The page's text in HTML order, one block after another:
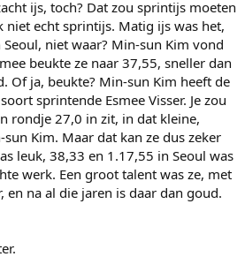
ijs, toch? Dat zou sprintijs moeten
niet echt sprintijs. Matig ijs was het,
niet waar? Min-sun Kim vond
beukte ze naar 37,55, sneller dan
Of ja, beukte? Min-sun Kim heeft de
sprintende Esmee Visser. Je zou
rondje 27,0 in zit, in dat kleine,
Kim. Maar dat kan ze dus zeker
leuk, 38,33 en 1.17,55 in Seoul was
werk. Een groot talent was ze, met
en na al die jaren is daar dan goud.